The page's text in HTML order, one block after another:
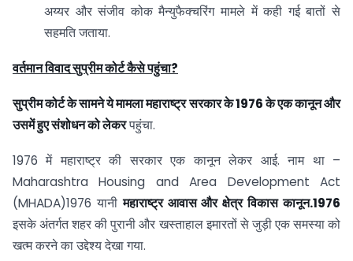
अय्यर और संजीव कोक मैन्युफैक्चरिंग मामले में कही गई बातों से
सहमति जताया.
वर्तमान विवाद सुप्रीम कोर्ट कैसे पहुंचा?
सुप्रीम कोर्ट के सामने ये मामला महाराष्ट्र सरकार के 1976 के एक कानून और
उसमें हुए संशोधन को लेकरपहुंचा.
1976 में महाराष्ट्र की सरकार एक कानून लेकर आई. नाम था –
Maharashtra Housing and Area Development Act
(MHADA)1976 यानीमहाराष्ट्र आवास और क्षेत्र विकास कानून.1976
इसके अंतर्गत शहर की पुरानी और खस्ताहाल इमारतों से जुड़ी एक समस्या को
खत्म करने का उद्देश्य देखा गया.